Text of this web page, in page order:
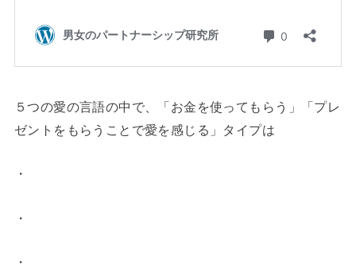
５つの愛の言語の中で、「お金を使ってもらう」「プレ
ゼントをもらうことで愛を感じる」タイプは
・
・
・